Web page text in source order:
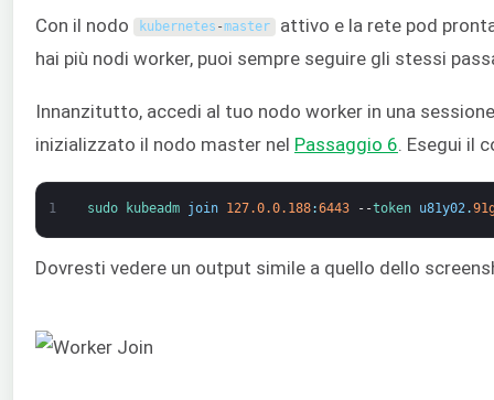
Con il nodo kubernetes -master attivo e la rete pod
hai più nodi worker, puoi sempre seguire gli stessi
Innanzitutto, accedi al tuo nodo worker in una
inizializzato il nodo master nel Passaggio 6. Esegui il
1 sudo kubeadm join 127.0.0.188:6443 --token u81y02 .
Dovresti vedere un output simile a quello dello